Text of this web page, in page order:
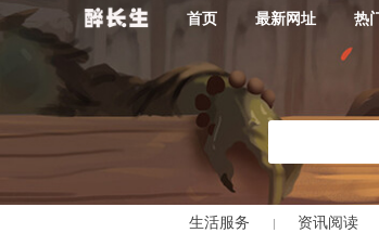
首页 最新网址 热
生活服务 资讯阅读